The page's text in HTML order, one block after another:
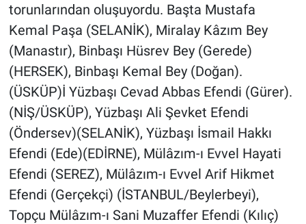
torunlarından oluşuyordu. Başta Mustafa
Kemal Paşa (SELANİK), Miralay Kâzım Bey
(Manastır), Binbaşı Hüsrev Bey (Gerede)
(HERSEK), Binbaşı Kemal Bey (Doğan).
(ÜSKÜP)İ Yüzbaşı Cevad Abbas Efendi (Gürer).
(NİŞ/ÜSKÜP), Yüzbaşı Ali Şevket Efendi
(Öndersev)(SELANİK), Yüzbaşı İsmail Hakkı
Efendi (Ede)(EDİRNE), Mülâzım-ı Evvel Hayati
Efendi (SEREZ), Mülâzım-ı Evvel Arif Hikmet
Efendi (Gerçekçi) (İSTANBUL/Beylerbeyi),
Topçu Mülâzım-ı Sani Muzaffer Efendi (Kılıç)